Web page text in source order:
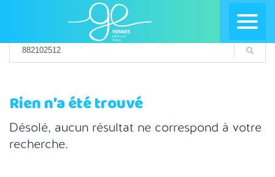
Rien n’a été trouvé
Désolé, aucun résultat ne correspond à votre
recherche.